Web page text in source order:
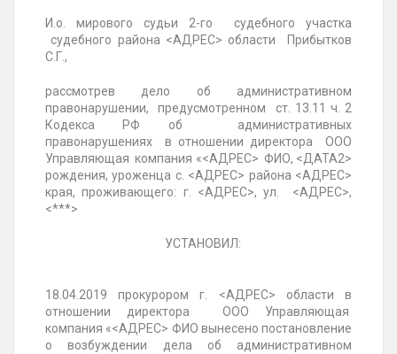
И.о. мирового судьи 2-го судебного участка
судебного района <АДРЕС> области
Прибытков
С.Г.,
рассмотрев дело об административном
правонарушении, предусмотренном ст. 13.11 ч. 2
Кодекса РФ об административных
правонарушениях в отношении директора ООО
Управляющая компания «<АДРЕС> ФИО, <ДАТА2>
рождения, уроженца с. <АДРЕС> района <АДРЕС>
края, проживающего: г. <АДРЕС>, ул. <АДРЕС>,
<***>
УСТАНОВИЛ:
18.04.2019 прокурором г. <АДРЕС> области в
отношении директора ООО Управляющая
компания «<АДРЕС> ФИО вынесено постановление
о возбуждении дела об административном